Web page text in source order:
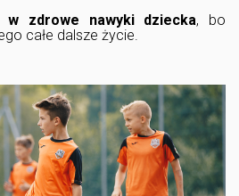
w zdrowe nawyki dziecka, bo
całe dalsze życie.